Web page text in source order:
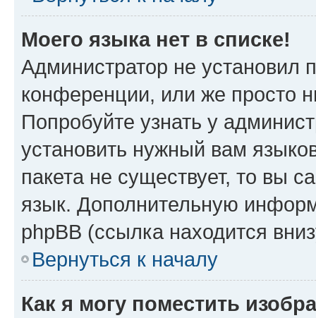
Моего языка нет в списке!
Администратор не установил
конференции, или же просто
Попробуйте узнать у
установить нужный вам
пакета не существует, то вы
язык. Дополнительную
phpBB (ссылка находится
Вернуться к началу
Как я могу поместить